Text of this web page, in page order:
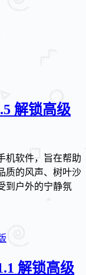
解锁高级
机软件，旨在帮助
质的风声、树叶沙
到户外的宁静氛
解锁高级